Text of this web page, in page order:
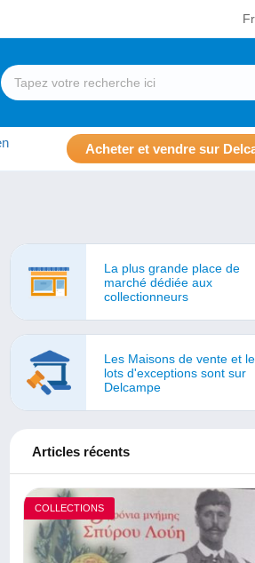
Acheter et vendre sur
La plus grande place de
marché dédiée aux
collectionneurs
Les Maisons de vente et
lots d'exceptions sont sur
Delcampe
Articles récents
COLLECTIONS